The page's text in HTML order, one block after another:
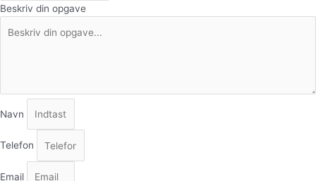
Beskriv din opgave
Navn
Telefon
Email